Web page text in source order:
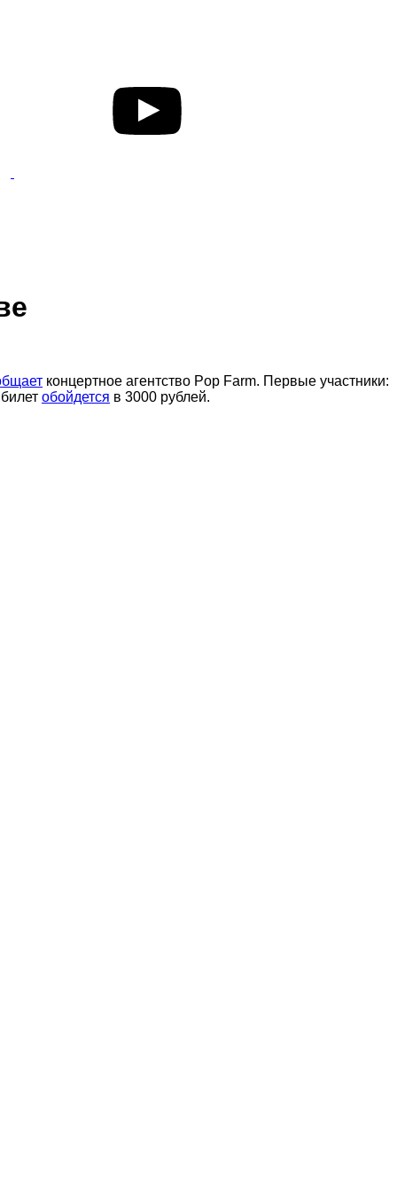
концертное агентство Pop Farm. Первые участники:
обойдется в 3000 рублей.